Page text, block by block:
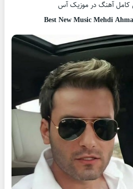
کامل آهنگ در موزیک آس
Best New Music Mehdi